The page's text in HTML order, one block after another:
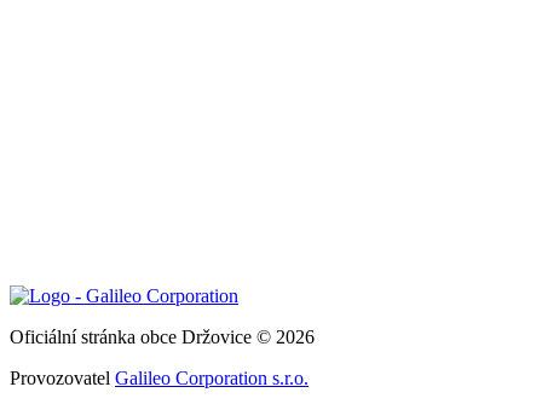
Oficiální stránka obce Držovice © 2026
Provozovatel Galileo Corporation s.r.o.